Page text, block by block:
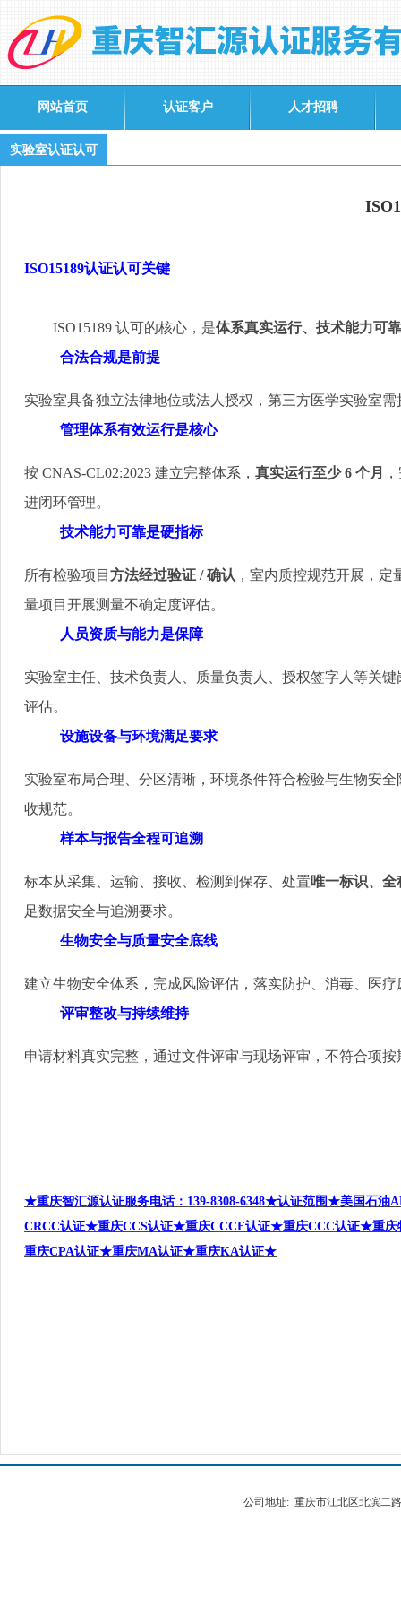
网站首页 认证客户 人才招聘
实验室认证认可
ISO15189认证认可关键
ISO15189 认可的核心，是体系真实运行、技术能力可
合法合规是前提
实验室具备独立法律地位或法人授权，第三方医学实验室需
管理体系有效运行是核心
按 CNAS‑CL02:2023 建立完整体系， 真实运行至少6 个月
进闭环管理。
技术能力可靠是硬指标
所有检验项目 方法经过验证 /确认 ，室内质控规范开展，
量项目开展测量不确定度评估。
人员资质与能力是保障
实验室主任、技术负责人、质量负责人、授权签字人等关
评估。
设施设备与环境满足要求
实验室布局合理、分区清晰，环境条件符合检验与生物安
收规范。
样本与报告全程可追溯
标本从采集、运输、接收、检测到保存、处置唯一标识、全
足数据安全与追溯要求。
生物安全与质量安全底线
建立生物安全体系，完成风险评估，落实防护、消毒、医
评审整改与持续维持
申请材料真实完整，通过文件评审与现场评审，不符合项
★重庆智汇源认证服务电话：139-8308-6348★认证范围★美国石油
CRCC认证★重庆CCS认证★重庆CCCF认证★重庆CCC认证★重庆
重庆CPA认证★重庆MA认证★重庆KA认证★
公司地址: 重庆市江北区北滨二